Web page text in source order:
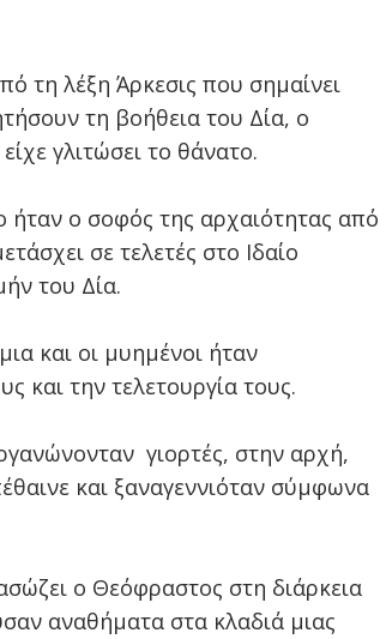
τη λέξη Άρκεσις που σημαίνει
τη βοήθεια του Δία, ο
γλιτώσει το θάνατο.
ήταν ο σοφός της αρχαιότητας από
σε τελετές στο Ιδαίο
του Δία.
και οι μυημένοι ήταν
και την τελετουργία τους.
γιορτές, στην αρχή,
και ξαναγεννιόταν σύμφωνα
ο Θεόφραστος στη διάρκεια
αναθήματα στα κλαδιά μιας